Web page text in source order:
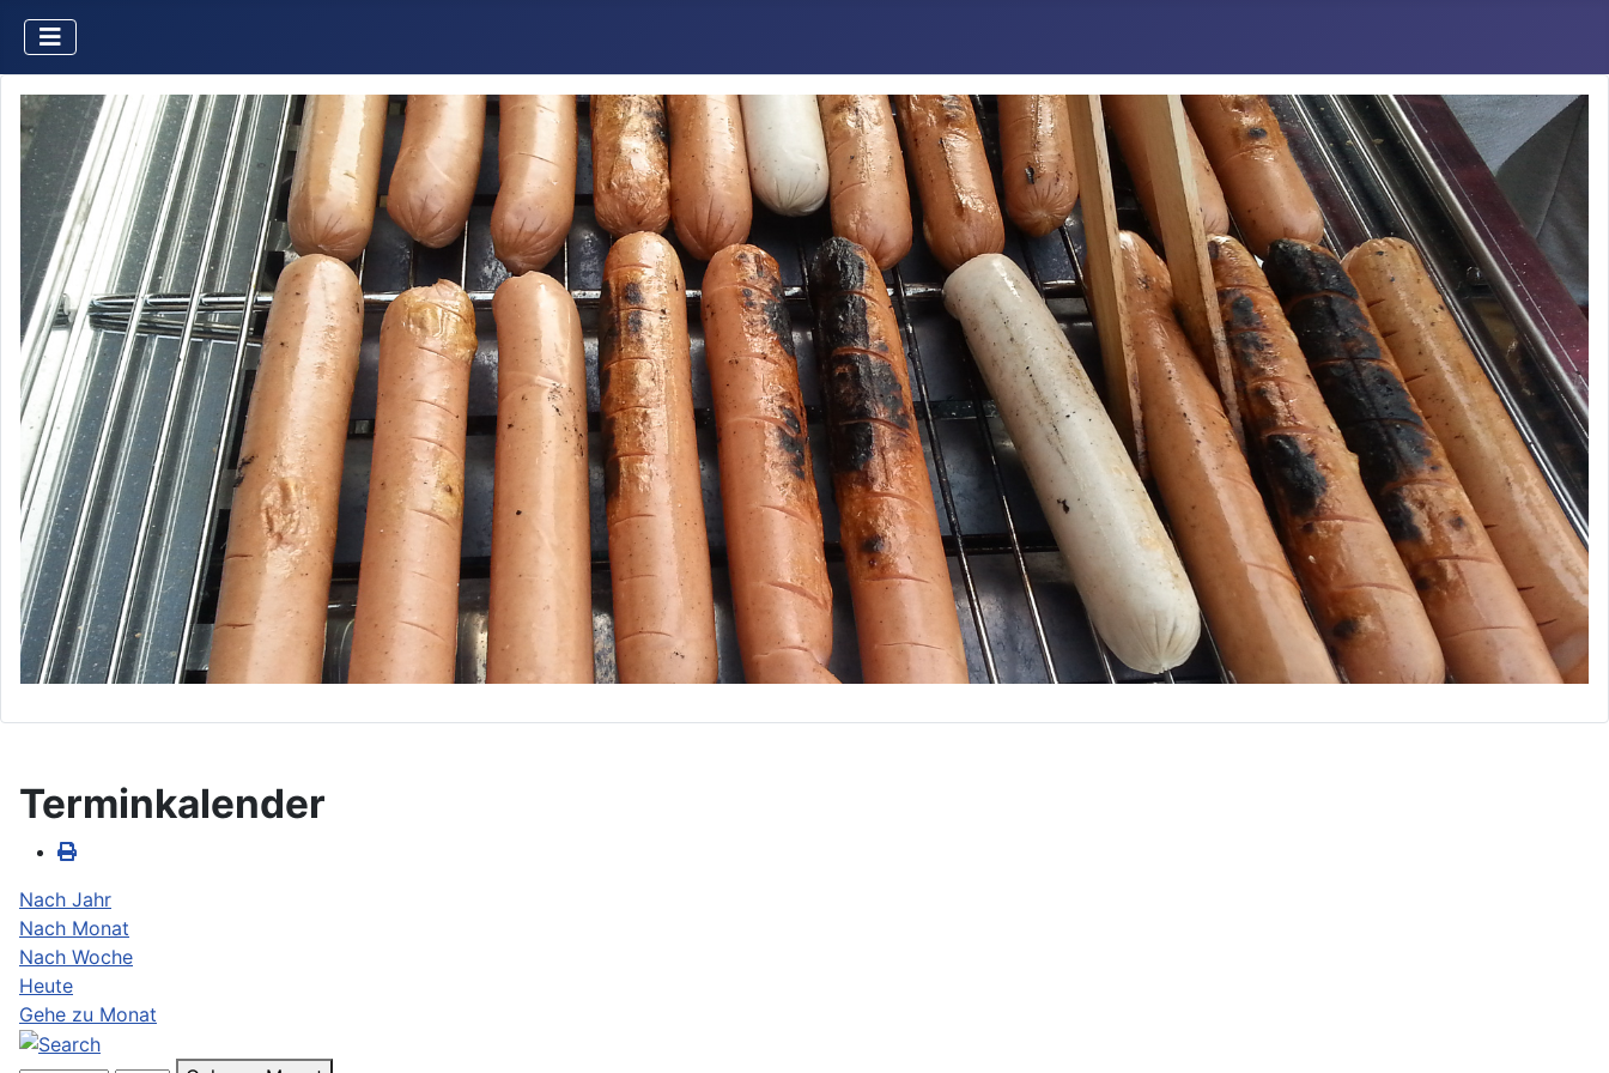
Terminkalender
Nach Jahr
Nach Monat
Nach Woche
Heute
Gehe zu Monat